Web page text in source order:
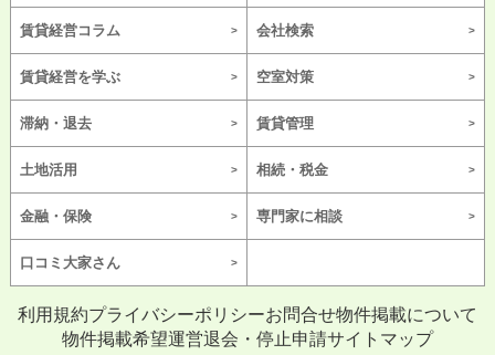
賃貸経営コラム 会社検索
賃貸経営を学ぶ 空室対策
滞納・退去 賃貸管理
土地活用 相続・税金
金融・保険 専門家に相談
口コミ大家さん
利用規約プライバシーポリシーお問合せ物件掲載について
物件掲載希望運営退会・停止申請サイトマップ